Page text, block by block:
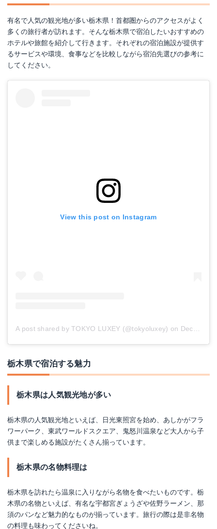
有名で人気の観光地が多い栃木県！首都圏からのアクセスがよく
多くの旅行者が訪れます。そんな栃木県で宿泊したいおすすめの
ホテルや旅館を紹介して行きます。それぞれの宿泊施設が提供す
るサービスや環境、食事などを比較しながら宿泊先選びの参考に
してください。
View this post on Instagram
A post shared by TOKYO LUXEY (@tokyoluxey) on Dec 23, 2018 at 5:18am PST
栃木県で宿泊する魅力
栃木県は人気観光地が多い
栃木県の人気観光地といえば、日光東照宮を始め、あしかがフラ
ワーパーク、東武ワールドスクエア、鬼怒川温泉など大人から子
供まで楽しめる施設がたくさん揃っています。
栃木県の名物料理は
栃木県を訪れたら温泉に入りながら名物を食べたいものです。栃
木県の名物といえば、有名な宇都宮ぎょうざや佐野ラーメン、那
須のパンなど魅力的なものが揃っています。旅行の際は是非名物
の料理も味わってくださいね。